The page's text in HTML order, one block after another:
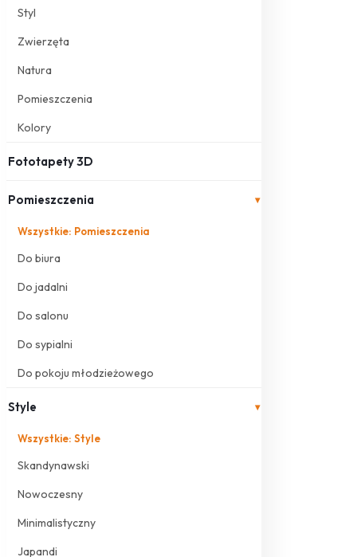
Styl
Zwierzęta
Natura
Pomieszczenia
Kolory
Fototapety 3D
Pomieszczenia ▾
Wszystkie: Pomieszczenia
Do biura
Do jadalni
Do salonu
Do sypialni
Do pokoju młodzieżowego
Style ▾
Wszystkie: Style
Skandynawski
Nowoczesny
Minimalistyczny
Japandi